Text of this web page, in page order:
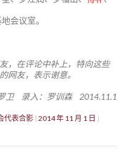
会议室。
，在评论中补上，特向这些
网友，表示谢意。
卫 录入：罗训森 2014.11.1
代表合影 2014 年 11 月 1 日